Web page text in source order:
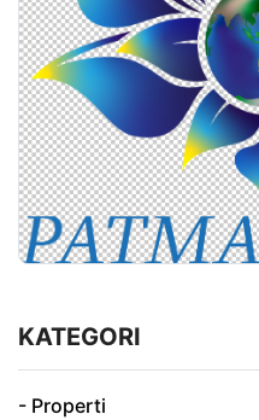
KATEGORI
- Properti